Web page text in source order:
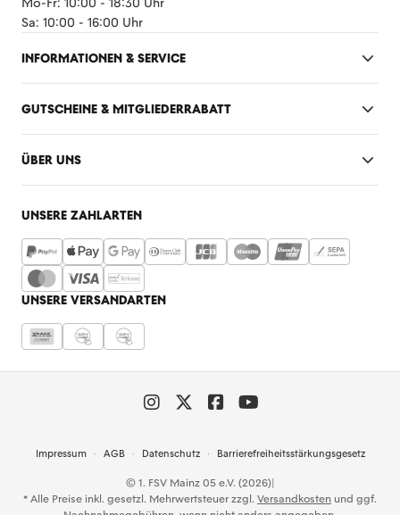
Sa: 10:00 - 16:00 Uhr
INFORMATIONEN & SERVICE
GUTSCHEINE & MITGLIEDERRABATT
ÜBER UNS
UNSERE ZAHLARTEN
UNSERE VERSANDARTEN
Impressum AGB Datenschutz Barrierefreiheitsstärkungsgesetz
© 1. FSV Mainz 05 e.V. (2026)|
* Alle Preise inkl. gesetzl. Mehrwertsteuer zzgl. Versandkosten und ggf.